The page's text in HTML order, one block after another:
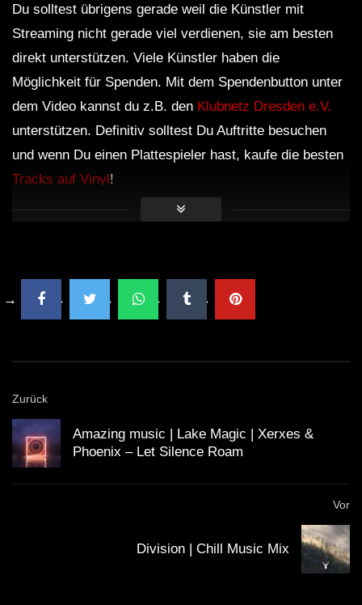
Du solltest übrigens gerade weil die Künstler mit
Streaming nicht gerade viel verdienen, sie am besten
direkt unterstützen. Viele Künstler haben die
Möglichkeit für Spenden. Mit dem Spendenbutton unter
dem Video kannst du z.B. den Klubnetz Dresden e.V.
unterstützen. Definitiv solltest Du Auftritte besuchen
und wenn Du einen Plattespieler hast, kaufe die besten
Tracks auf Vinyl !
Zurück
Amazing music | Lake Magic | Xerxes &
Phoenix – Let Silence Roam
Vor
Division | Chill Music Mix